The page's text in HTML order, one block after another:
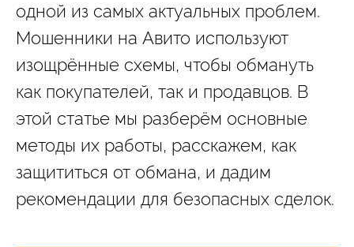
одной из самых актуальных проблем.
Мошенники на Авито используют
изощрённые схемы, чтобы обмануть
как покупателей, так и продавцов. В
этой статье мы разберём основные
методы их работы, расскажем, как
защититься от обмана, и дадим
рекомендации для безопасных сделок.